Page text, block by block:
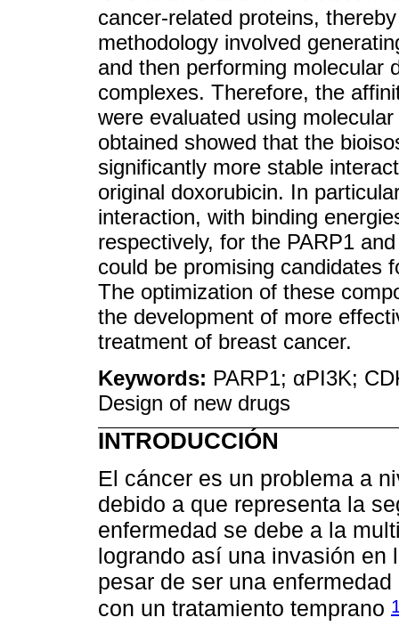
cancer-related proteins,
methodology involved
and then performing molecular
complexes. Therefore, the
were evaluated using
obtained showed that the
significantly more stable
original doxorubicin. In
interaction, with binding
respectively, for the PARP1
could be promising candidates
The optimization of these
the development of more
treatment of breast cancer.
Keywords: PARP1; αPI3K;
Design of new drugs
INTRODUCCIÓN
El cáncer es un problema a
debido a que representa la
enfermedad se debe a la
logrando así una invasión en
pesar de ser una
con un tratamiento temprano